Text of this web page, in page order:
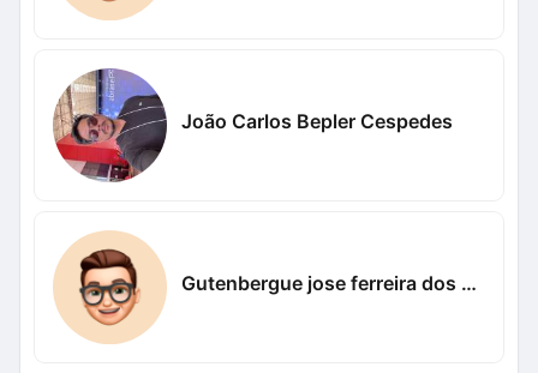
João Carlos Bepler Cespedes
Gutenbergue jose ferreira dos santos Nogueira Nogueira